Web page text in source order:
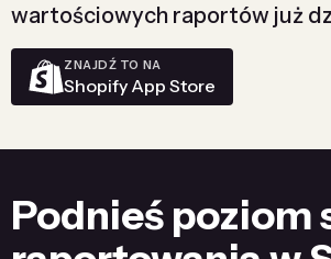
wartościowych raportów już
ZNAJDŹ TO NA
Shopify App Store
Podnieś poziom